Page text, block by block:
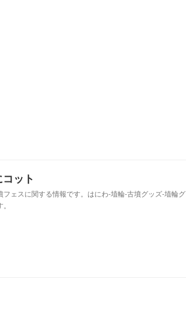
ット
フェスに関する情報です。はにわ-埴輪-古墳グッズ-埴輪グ